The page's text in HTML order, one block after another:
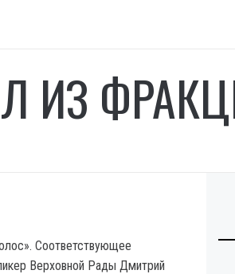
ИЗ
Соответствующее
Верховной Рады Дмитрий